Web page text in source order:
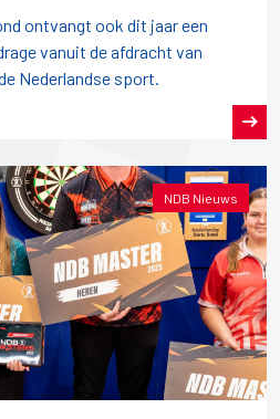
ontvangt ook dit jaar een
vanuit de afdracht van
Nederlandse sport.
NDB Nieuws